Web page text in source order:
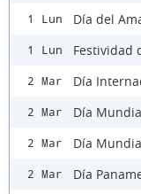
1 Lun Día del
1 Lun Festividad
2 Mar Día
2 Mar Día
2 Mar Día
2 Mar Día